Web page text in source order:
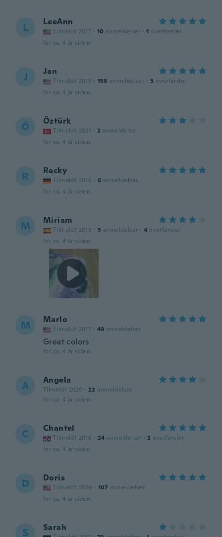
L LeeAnn
Tilmeldt 2017 · 10 anmeldelser · 1 overførsler
for ca. 4 år siden
J Jan
Tilmeldt 2019 · 158 anmeldelser · 5 overførsler
for ca. 4 år siden
Ö Öztürk
Tilmeldt 2021 · 2 anmeldelser
for ca. 4 år siden
R Racky
Tilmeldt 2016 · 6 anmeldelser
for ca. 4 år siden
M Miriam
Tilmeldt 2019 · 5 anmeldelser · 4 overførsler
for ca. 4 år siden
M Marlo
Tilmeldt 2017 · 49 anmeldelser
Great colors
for ca. 4 år siden
A Angela
Tilmeldt 2020 · 22 anmeldelser
for ca. 4 år siden
C Chantel
Tilmeldt 2018 · 24 anmeldelser · 2 overførsler
for ca. 4 år siden
D Doris
Tilmeldt 2020 · 107 anmeldelser
for ca. 4 år siden
S Sarah